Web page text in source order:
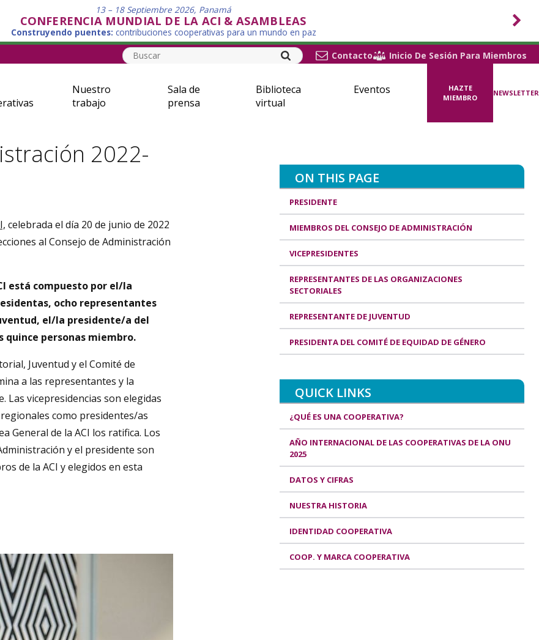
13 – 18 Septiembre 2026, Panamá
CONFERENCIA MUNDIAL DE LA ACI & ASAMBLEAS
Construyendo puentes: contribuciones cooperativas para un mundo en paz
Contacto Inicio De Sesión Para Miembros
Nuestro
trabajo
Sala de
prensa
Biblioteca
virtual
Eventos
HAZTE
MIEMBRO
NEWSLETTER
2022-
celebrada el día 20 de junio de 2022
al Consejo de Administración
está compuesto por el/la
ocho representantes
el/la presidente/a del
quince personas miembro.
Juventud y el Comité de
a las representantes y la
Las vicepresidencias son elegidas
como presidentes/as
General de la ACI los ratifica. Los
y el presidente son
de la ACI y elegidos en esta
ON THIS PAGE
PRESIDENTE
MIEMBROS DEL CONSEJO DE ADMINISTRACIÓN
VICEPRESIDENTES
REPRESENTANTES DE LAS ORGANIZACIONES
SECTORIALES
REPRESENTANTE DE JUVENTUD
PRESIDENTA DEL COMITÉ DE EQUIDAD DE GÉNERO
QUICK LINKS
¿QUÉ ES UNA COOPERATIVA?
AÑO INTERNACIONAL DE LAS COOPERATIVAS DE LA ONU
2025
DATOS Y CIFRAS
NUESTRA HISTORIA
IDENTIDAD COOPERATIVA
COOP. Y MARCA COOPERATIVA